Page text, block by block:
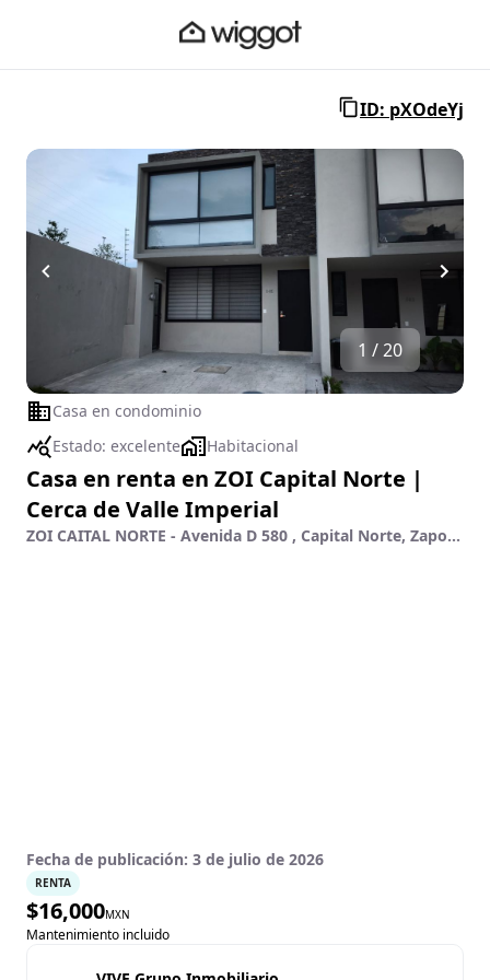
ID: pXOdeYj
1 / 20
Casa en condominio
Estado: excelente Habitacional
Casa en renta en ZOI Capital Norte |
Cerca de Valle Imperial
ZOI CAITAL NORTE - Avenida D 580 , Capital Norte, Zapopan, Jalisco
Fecha de publicación: 3 de julio de 2026
RENTA
$16,000MXN
Mantenimiento incluido